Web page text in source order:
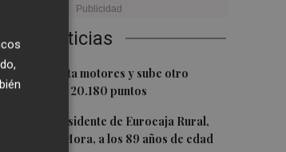
Noticias
35 aprieta motores y sube otro
hasta los 20.180 puntos
el expresidente de Eurocaja Rural,
Gómez Mora, a los 89 años de edad